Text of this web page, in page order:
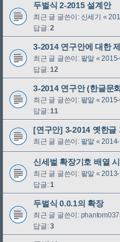
두벌식 2-2015 설계안
최근 글 글쓴이: 신세기 «
답글:2
3-2014 연구안에 대한
최근 글 글쓴이: 팥알 «
답글:12
3-2014 연구안 (한글문
최근 글 글쓴이: 팥알 «
답글:11
[연구안] 3-2014 옛한글
최근 글 글쓴이: 팥알 «
신세벌 확장기호 배열
최근 글 글쓴이: 팥알 «
답글:1
두벌식 0.0.1의 확장
최근 글 글쓴이:
답글:3